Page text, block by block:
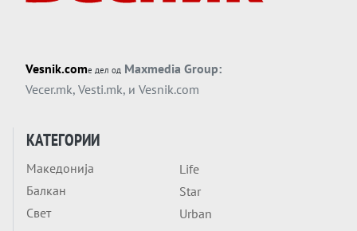
Трамп тврди дека повторно „разговара“
Вечер тема
ДЛАБОКО УДОЛУ: Сметководствените
трикови што го соборија ЕНРОН ги
Вечер тема
Vesnik.comе дел од Maxmedia Group:
Vecer.mk, Vesti.mk, и Vesnik.com
КАТЕГОРИИ
Македонија
Балкан
Свет
Life
Star
Urban